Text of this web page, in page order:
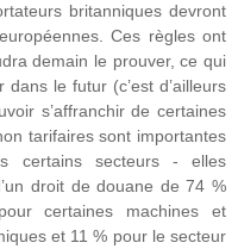
britanniques devront
Ces règles ont
demain le prouver, ce qui
le futur (c’est d’ailleurs
s’affranchir de certaines
tarifaires sont importantes
certains secteurs - elles
droit de douane de 74 %
certaines machines et
et 11 % pour le secteur